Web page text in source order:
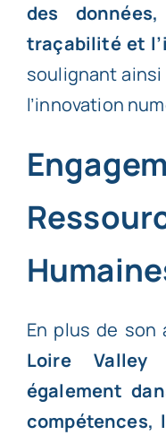
des
traçabilité et
soulignant
l’innovation
En plus de son
Loire Valley
également
compétences,